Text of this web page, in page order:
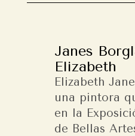
Janes
Elizabeth
Elizabeth
una pintora
en la
de Bellas